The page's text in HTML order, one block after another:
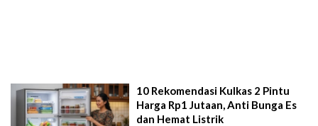
10 Rekomendasi Kulkas 2 Pintu
Harga Rp1 Jutaan, Anti Bunga Es
dan Hemat Listrik